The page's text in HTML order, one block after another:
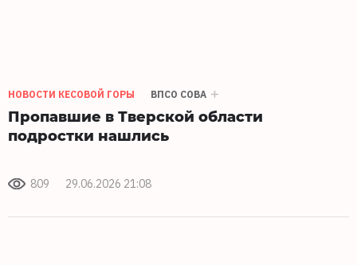
НОВОСТИ КЕСОВОЙ ГОРЫ ВПСО СОВА
Пропавшие в Тверской области
подростки нашлись
809 29.06.2026 21:08